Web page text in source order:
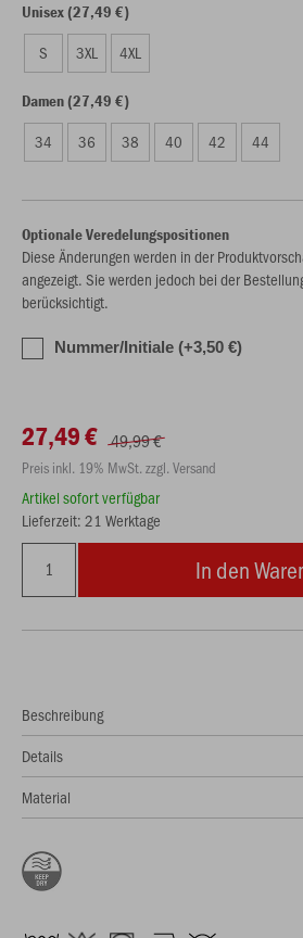
Unisex (27,49 €)
S 3XL 4XL
Damen (27,49 €)
34 36 38 40 42 44
Optionale Veredelungspositionen
Diese Änderungen werden in der
angezeigt. Sie werden jedoch bei der
berücksichtigt.
Nummer/Initiale (+3,50 €)
27,49 € 49,99 €
Preis inkl. 19% MwSt. zzgl. Versand
Artikel sofort verfügbar
Lieferzeit: 21 Werktage
In den
Beschreibung
Details
Material